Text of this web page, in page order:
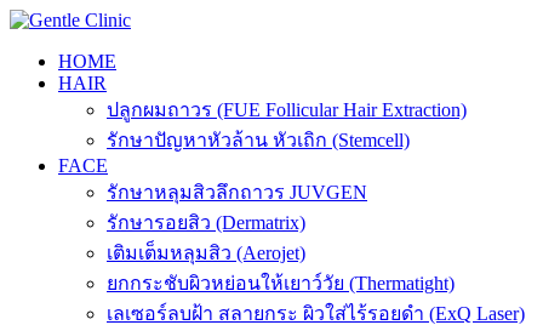
Skip
contentHOME
HAIR
ปลูกผมถาวร (FUE Follicular Hair Extraction)
รักษาปัญหาหัวล้าน หัวเถิก (Stemcell)
FACE
รักษาหลุมสิวลึกถาวร JUVGEN
รักษารอยสิว (Dermatrix)
เติมเต็มหลุมสิว (Aerojet)
ยกกระชับผิวหย่อนให้เยาว์วัย (Thermatight)
เลเซอร์ลบฝ้า สลายกระ ผิวใส่ไร้รอยดำ (ExQ Laser)